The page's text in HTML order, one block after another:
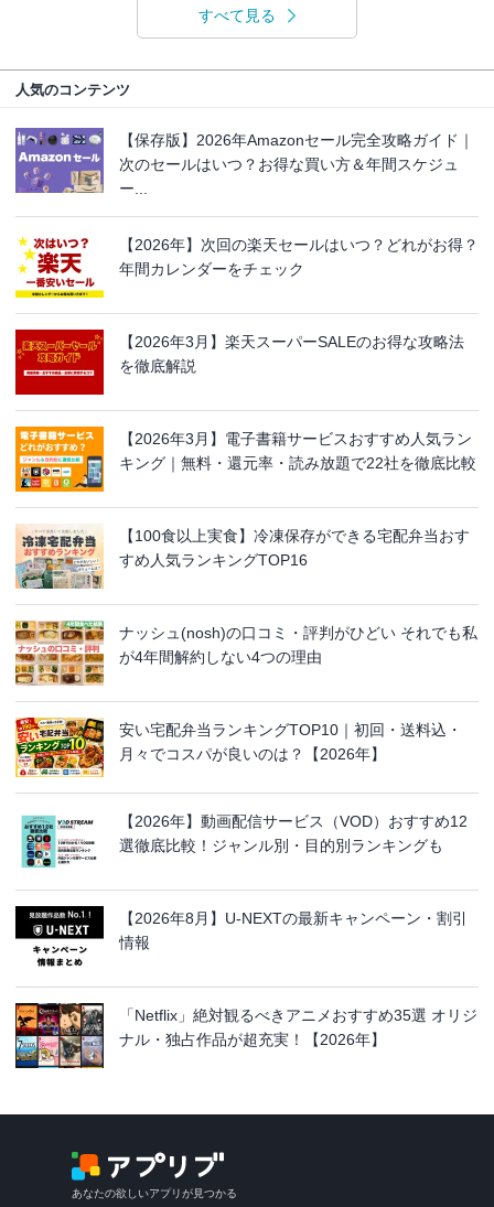
すべて見る
人気のコンテンツ
【保存版】2026年Amazonセール完全攻略ガイド｜
次のセールはいつ？お得な買い方＆年間スケジュ
ー...
【2026年】次回の楽天セールはいつ？どれがお得？
年間カレンダーをチェック
【2026年3月】楽天スーパーSALEのお得な攻略法
を徹底解説
【2026年3月】電子書籍サービスおすすめ人気ラン
キング｜無料・還元率・読み放題で22社を徹底比較
【100食以上実食】冷凍保存ができる宅配弁当おす
すめ人気ランキングTOP16
ナッシュ(nosh)の口コミ・評判がひどい それでも私
が4年間解約しない4つの理由
安い宅配弁当ランキングTOP10｜初回・送料込・
月々でコスパが良いのは？【2026年】
【2026年】動画配信サービス（VOD）おすすめ12
選徹底比較！ジャンル別・目的別ランキングも
【2026年8月】U-NEXTの最新キャンペーン・割引
情報
「Netflix」絶対観るべきアニメおすすめ35選 オリジ
ナル・独占作品が超充実！【2026年】
あなたの欲しいアプリが見つかる